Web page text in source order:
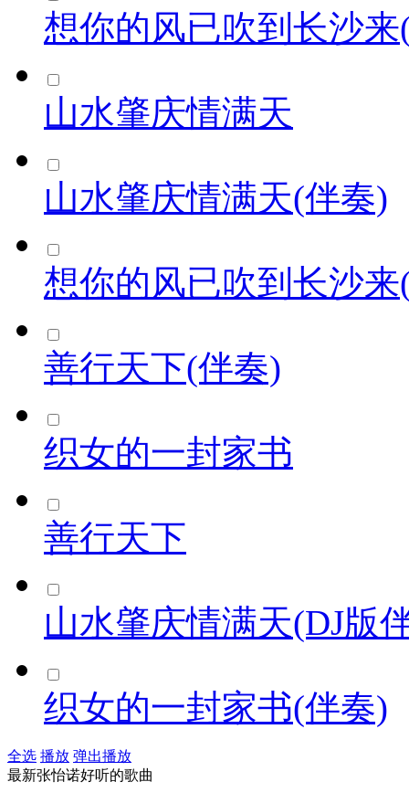
想你的风已吹到长沙
山水肇庆情满天
山水肇庆情满天(伴奏)
想你的风已吹到长沙
善行天下(伴奏)
织女的一封家书
善行天下
山水肇庆情满天(DJ版
织女的一封家书(伴奏)
全选 播放 弹出播放
最新张怡诺好听的歌曲